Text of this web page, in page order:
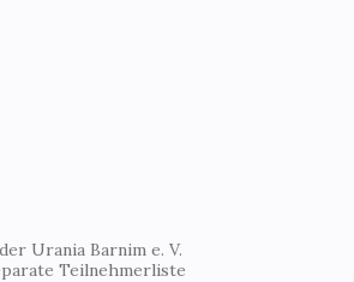
Urania Barnim e. V.
Teilnehmerliste